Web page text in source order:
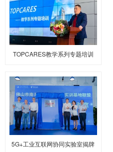
TOPCARES教学系列专题培训
5G+工业互联网协同实验室揭牌